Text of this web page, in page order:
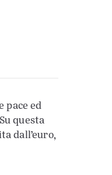
pace ed
questa
dall’euro,